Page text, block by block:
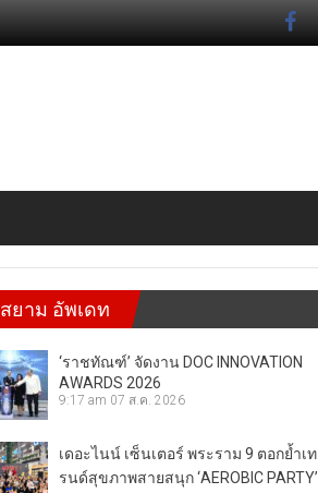
สยาม อัพเดท
‘ราชทัณฑ์’ จัดงาน DOC INNOVATION
AWARDS 2026
9:17 am 07 ส.ค. 2026
เดอะไนน์ เซ็นเตอร์ พระราม 9 ตอกย้ำเท
รนด์สุขภาพสายสนุก ‘AEROBIC PARTY’